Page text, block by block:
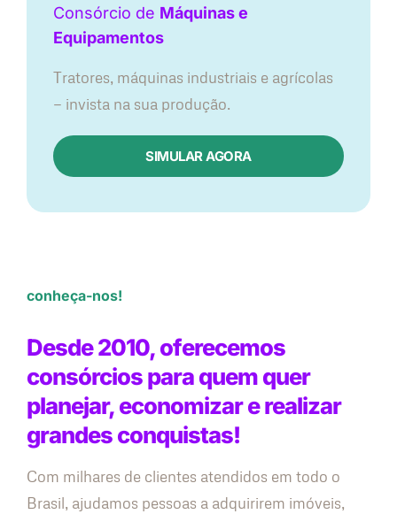
Consórcio de Máquinas e
Equipamentos
Tratores, máquinas industriais e agrícolas
— invista na sua produção.
SIMULAR AGORA
conheça-nos!
Desde 2010, oferecemos
consórcios para quem quer
planejar, economizar e realizar
grandes conquistas!
Com milhares de clientes atendidos em todo o
Brasil, ajudamos pessoas a adquirirem imóveis,